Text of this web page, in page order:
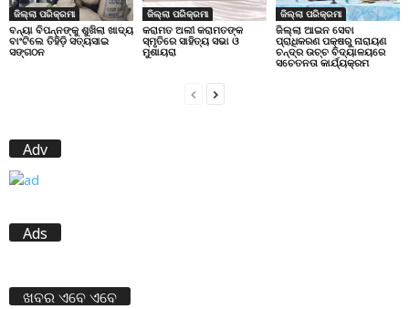
ଜିଲ୍ଲା ପରିକ୍ରମା
ବନ୍ୟା ବିପନ୍ନଙ୍କୁ ଶୁଖିଲା ଖାଦ୍ୟ
ବାଂଟିଲେ ତିହିଡି଼ ସତ୍ୟସାଇ
ସଙ୍ଗଠନ
ଜିଲ୍ଲା ପରିକ୍ରମା
କରାମତ ଅଲୀ କରାମତଙ୍କ
ସ୍ମୃତିରେ ସାହିତ୍ୟ ସଭା ଓ
ମୁଶାୟରା
ଜିଲ୍ଲା ପରିକ୍ରମା
ଜିଲ୍ଲା ଆଇନ ସେବା
ପ୍ରାଧିକରଣ ପକ୍ଷରୁ ନାରାୟଣ
ଚନ୍ଦ୍ର ଉଚ୍ଚ ବିଦ୍ୟାଳୟରେ
ସଚେତନତା କାର୍ଯ୍ୟକ୍ରମ
Adv
Ads
ଖବର ଏବେ ଏବେ